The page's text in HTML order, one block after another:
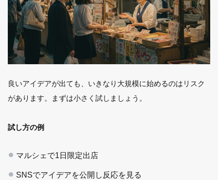
良いアイデアが出ても、いきなり大規模に始めるのはリスク
があります。まずは小さく試しましょう。
試し方の例
マルシェで1日限定出店
SNSでアイデアを公開し反応を見る